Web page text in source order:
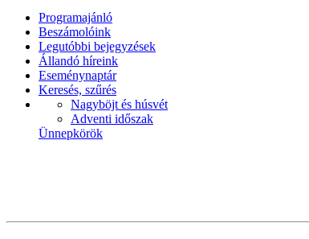
Programajánló
Beszámolóink
Legutóbbi bejegyzések
Állandó híreink
Eseménynaptár
Keresés, szűrés
Nagyböjt és húsvét
Adventi időszak
Ünnepkörök